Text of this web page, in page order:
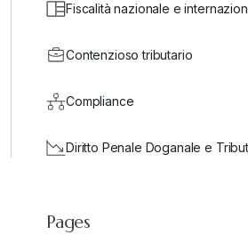
Fiscalità nazionale e
Contenzioso tributario
Compliance
Diritto Penale Doganale e
Pages